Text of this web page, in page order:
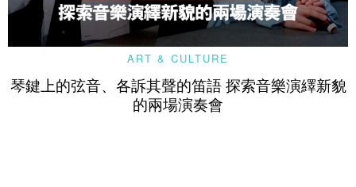
ART & CULTURE
琴鍵上的弦音、各訴其聲的笛語 探索音樂演繹新貌
的兩場演奏會